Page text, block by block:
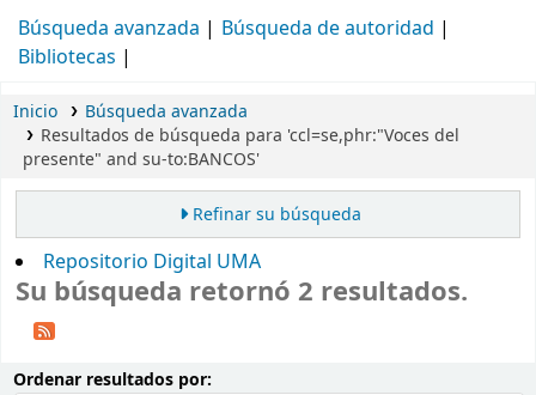
Búsqueda avanzada
Búsqueda de autoridad
Bibliotecas
Inicio
Búsqueda avanzada
Resultados de búsqueda para 'ccl=se,phr:"Voces del
presente" and su-to:BANCOS'
Refinar su búsqueda
Repositorio Digital UMA
Su búsqueda retornó 2 resultados.
Ordenar resultados por: